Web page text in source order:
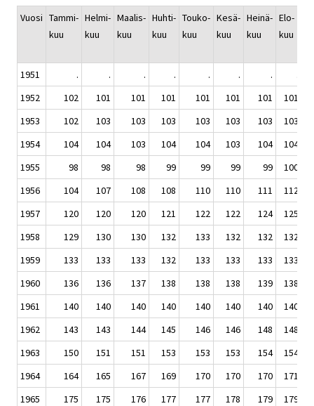
Vuosi Tammi-
kuu
Helmi-
kuu
Maalis-
kuu
Huhti-
kuu
Touko-
kuu
Kesä-
kuu
Heinä-
kuu
Elo-
kuu
1951 . . . . . . .
1952
102 101 101 101 101 101 101 101
1953
102 103 103 103 103 103 103 103
1954
104 104 103 104 104 103 104 104
1955
98 98 98 99 99 99 99 100
1956
104 107 108 108 110 110 111 112
1957
120 120 120 121 122 122 124 125
1958
129 130 130 132 133 132 132 132
1959
133 133 133 132 133 133 133 133
1960
136 136 137 138 138 138 139 138
1961
140 140 140 140 140 140 140 140
1962
143 143 144 145 146 146 148 148
1963
150 151 151 153 153 153 154 154
1964
164 165 167 169 170 170 170 171
1965
175 175 176 177 177 178 179 179